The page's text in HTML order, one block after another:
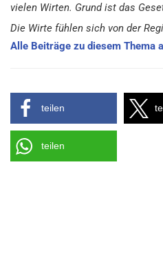
vielen Wirten. Grund ist das
Die Wirte fühlen sich von der
Alle Beiträge zu diesem Thema
teilen
teilen